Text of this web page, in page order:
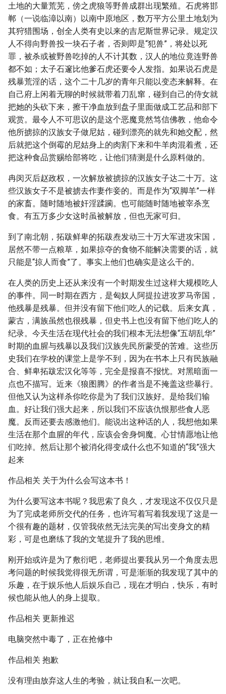
土地的大量荒芜，傍之虎狼等野兽成群出现繁殖。石虎将邯
郸（一说临漳以南）以南中原地区，数万平方公里土地划为
其狩猎围场，创全人类有史以来的吉尼斯世界记录。规定汉
人不得向野兽投一块石子者，否则即是“犯兽”，将处以死
罪，被杀或被野兽吃掉的人不计其数，汉人的地位竟连野兽
都不如；太子石邃比他爹石虎还要令人发指。如果说石虎是
残暴荒淫的话，这个二十几岁的青年只能以变态来解释。在
自己府上闲着无聊的时候就带着刀乱窜，碰到自己的侍女就
把她的头砍下来，擦干净血放到盘子里面做成工艺品和部下
观赏。最令人不可思议的是这个恶魔竟然笃信佛教，他命令
他所掳掠的汉族女子做尼姑，碰到漂亮的就先和她交配，然
后就把这个倒霉的尼姑身上的肉割下来和牛羊肉混着煮，还
把这种食品赏赐给部将吃，让他们猜测是什么原料做的。
冉闵灭后赵政权，一次解放被掳掠的汉族女子达二十万。这
些汉族女子不是被掳去作妻作妾的。而是作为“双脚羊”一样
的家畜。随时随地被奸淫蹂躏。也可能随时随地被宰杀烹
食。有五万多少女这时虽被解放，但也无家可归。
到了南北朝，拓跋鲜卑的拓跋焘发动三十万大军进攻宋国，
居然不带一点粮草，如果掠夺的食物不能解决需要的话，就
只能是“掠人而食”了。事实上他们也确实是这么干的。
在人类的历史上还从来没有一个时期发生过这样大规模吃人
的事件。同一时期在西方，是匈奴人阿提拉进攻罗马帝国，
他残暴是残暴。但并没有留下他们吃人的记载。后来女真，
蒙古，满族虽然也很残暴，但史书上也没有留下他们吃人的
纪录。今天生活在现代社会的我们根本无法想像“五胡乱华”
时期的血腥与残暴以及我们汉族先民所蒙受的苦难。这些历
史我们在学校的课堂上是学不到，因为在书本上只有民族融
合、鲜卑拓跋宏汉化等等，完全是报喜不报忧。对黑暗面一
点也不描写。近来《狼图腾》的作者当是不掩盖这些暴行。
但他又认为这样杀你吃你是为了我们汉族好。是给我们输
血。好让我们强大起来，所以我们不应该仇恨那些食人恶
魔。反而还要去感激他们。能说出这种话的人，我想他如果
生活在那个血腥的年代，应该会舍身饲魔。心甘情愿地让他
们吃掉。然后让那个被消化得变成什么也不知道的“我”强大
起来
作品相关 关于为什么会写这本书！
为什么要写这本书呢？我思索了良久，才发现这不仅仅只是
为了完成老师所交代的任务，也许写着写着我发现了这是一
个很有趣的题材，仅管我依然无法完美的写出变身文的精
彩，可是也磨练了我的文笔提升了我的思维。
刚开始或许是为了敷衍吧，老师提出要我从另一个角度去思
考问题的时候我觉得很无所谓，可是渐渐的我发现了其中的
乐趣，在于娱乐他人后娱乐自己，现在才明白，快乐，有时
候也能从他人的身上提取。
作品相关 更新推迟
电脑突然中毒了，正在抢修中
作品相关 抱歉
没有理由放弃这人生的考验，就让我自私一次吧。